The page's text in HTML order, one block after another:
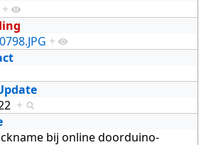
+
+
+
bij online doorduino-